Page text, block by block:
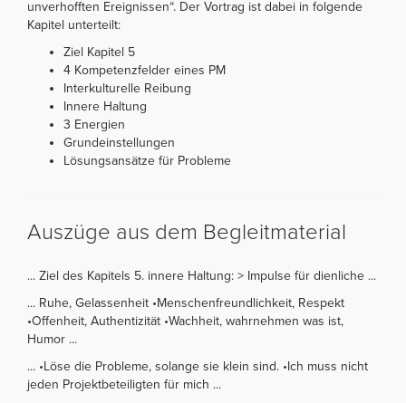
unverhofften Ereignissen“. Der Vortrag ist dabei in folgende
Kapitel unterteilt:
Ziel Kapitel 5
4 Kompetenzfelder eines PM
Interkulturelle Reibung
Innere Haltung
3 Energien
Grundeinstellungen
Lösungsansätze für Probleme
Auszüge aus dem Begleitmaterial
... Ziel des Kapitels 5. innere Haltung: > Impulse für dienliche ...
... Ruhe, Gelassenheit •Menschenfreundlichkeit, Respekt
•Offenheit, Authentizität •Wachheit, wahrnehmen was ist,
Humor ...
... •Löse die Probleme, solange sie klein sind. •Ich muss nicht
jeden Projektbeteiligten für mich ...